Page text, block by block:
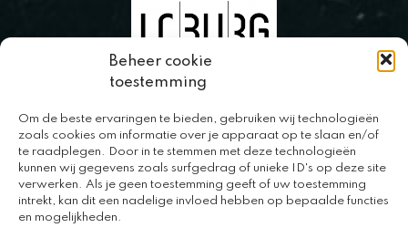
Beheer cookie
toestemming
Om de beste ervaringen te bieden, gebruiken wij technologieën
zoals cookies om informatie over je apparaat op te slaan en/of
te raadplegen. Door in te stemmen met deze technologieën
kunnen wij gegevens zoals surfgedrag of unieke ID's op deze site
verwerken. Als je geen toestemming geeft of uw toestemming
intrekt, kan dit een nadelige invloed hebben op bepaalde functies
en mogelijkheden.
0317 – 420848